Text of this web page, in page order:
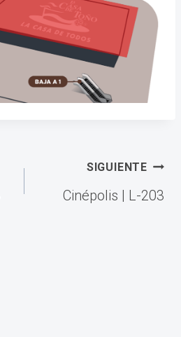
SIGUIENTE
Cinépolis | L-203